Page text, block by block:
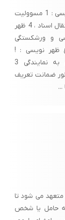
مورد نظر در آن
در تهران آمده
از :
کند؟
10 دست چرخیده باشد از هیچ یک نمی
تعریف و مفهوم ظهرنویسی آثار و احکام ظهر نویسی : 1 مسوولیت
تضامنی ، 2 عدم تاثیر ایرادات 3 ظهر نویسی و انتقال اسناد ، 4 ظهر
کننده 5 ظهر نویسی و ورشکستگی
انواع ظهر نویسی : !
ظهرنویسی به منظور انتقال ، 2 ظهرنویسی به نمایندگی 3
به منظور ضمانت تعریف
می شود تا
حامل یا شخص